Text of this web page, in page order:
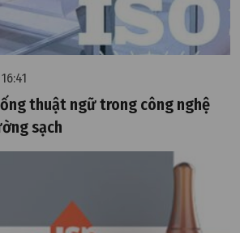
thuật ngữ trong công nghệ
sạch